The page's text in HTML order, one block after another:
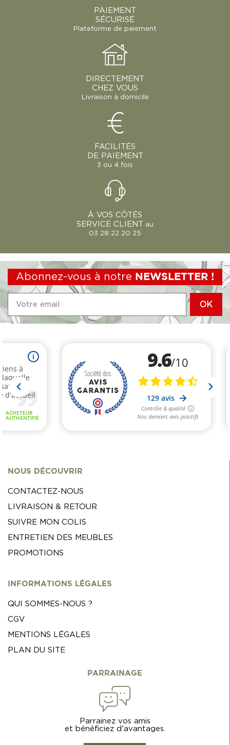
PAIEMENT
SÉCURISÉ
Plateforme de paiement
DIRECTEMENT
CHEZ VOUS
Livraison à domicile
FACILITÉS
DE PAIEMENT
3 ou 4 fois
À VOS CÔTÉS
SERVICE CLIENT
au
03 28 22 20 25
Abonnez-vous à notre NEWSLETTER !
NOUS DÉCOUVRIR
CONTACTEZ-NOUS
LIVRAISON & RETOUR
SUIVRE MON COLIS
ENTRETIEN DES MEUBLES
PROMOTIONS
INFORMATIONS LÉGALES
QUI SOMMES-NOUS ?
CGV
MENTIONS LÉGALES
PLAN DU SITE
PARRAINAGE
Parrainez vos amis
et bénéficiez d'avantages.